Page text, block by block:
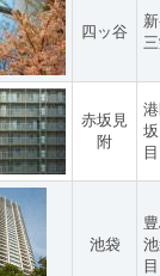
四ッ谷
赤坂見
附
目
池袋
目